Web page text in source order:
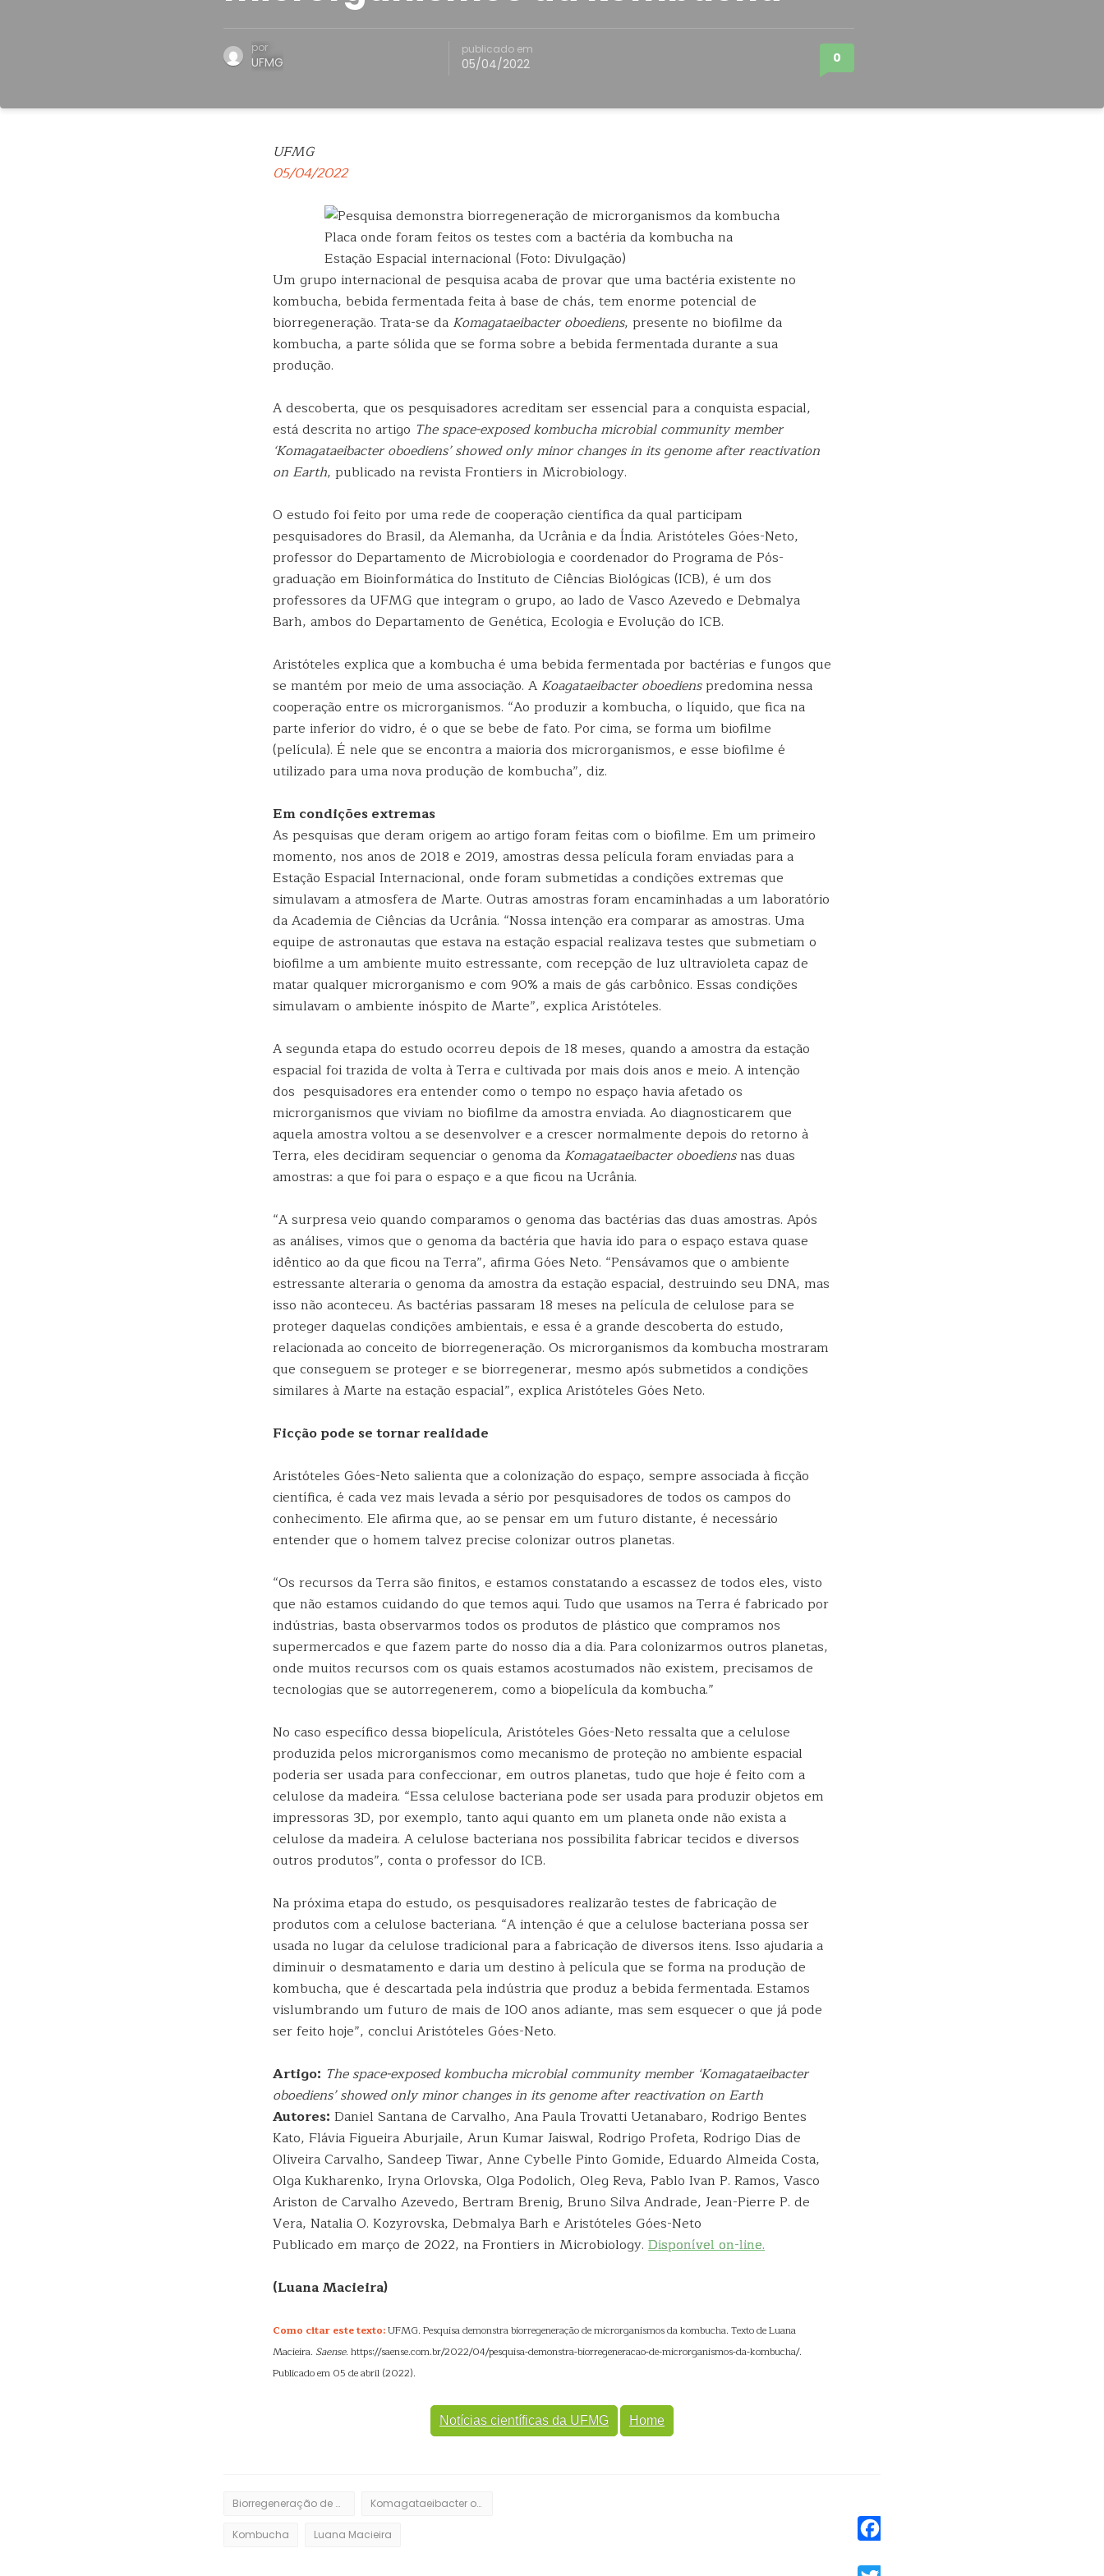
por
UFMG
publicado em
05/04/2022 0
UFMG
05/04/2022
Placa onde foram feitos os testes com a bactéria da kombucha na
Estação Espacial internacional (Foto: Divulgação)
Um grupo internacional de pesquisa acaba de provar que uma bactéria existente no
kombucha, bebida fermentada feita à base de chás, tem enorme potencial de
biorregeneração. Trata-se da Komagataeibacter oboediens, presente no biofilme da
kombucha, a parte sólida que se forma sobre a bebida fermentada durante a sua
produção.
A descoberta, que os pesquisadores acreditam ser essencial para a conquista espacial,
está descrita no artigo The space-exposed kombucha microbial community member
‘Komagataeibacter oboediens’ showed only minor changes in its genome after reactivation
on Earth, publicado na revista Frontiers in Microbiology.
O estudo foi feito por uma rede de cooperação científica da qual participam
pesquisadores do Brasil, da Alemanha, da Ucrânia e da Índia. Aristóteles Góes-Neto,
professor do Departamento de Microbiologia e coordenador do Programa de Pós-
graduação em Bioinformática do Instituto de Ciências Biológicas (ICB), é um dos
professores da UFMG que integram o grupo, ao lado de Vasco Azevedo e Debmalya
Barh, ambos do Departamento de Genética, Ecologia e Evolução do ICB.
Aristóteles explica que a kombucha é uma bebida fermentada por bactérias e fungos que
se mantém por meio de uma associação. A Koagataeibacter oboedienspredomina nessa
cooperação entre os microrganismos. “Ao produzir a kombucha, o líquido, que fica na
parte inferior do vidro, é o que se bebe de fato. Por cima, se forma um biofilme
(película). É nele que se encontra a maioria dos microrganismos, e esse biofilme é
utilizado para uma nova produção de kombucha”, diz.
Em condições extremas
As pesquisas que deram origem ao artigo foram feitas com o biofilme. Em um primeiro
momento, nos anos de 2018 e 2019, amostras dessa película foram enviadas para a
Estação Espacial Internacional, onde foram submetidas a condições extremas que
simulavam a atmosfera de Marte. Outras amostras foram encaminhadas a um laboratório
da Academia de Ciências da Ucrânia. “Nossa intenção era comparar as amostras. Uma
equipe de astronautas que estava na estação espacial realizava testes que submetiam o
biofilme a um ambiente muito estressante, com recepção de luz ultravioleta capaz de
matar qualquer microrganismo e com 90% a mais de gás carbônico. Essas condições
simulavam o ambiente inóspito de Marte”, explica Aristóteles.
A segunda etapa do estudo ocorreu depois de 18 meses, quando a amostra da estação
espacial foi trazida de volta à Terra e cultivada por mais dois anos e meio. A intenção
dos pesquisadores era entender como o tempo no espaço havia afetado os
microrganismos que viviam no biofilme da amostra enviada. Ao diagnosticarem que
aquela amostra voltou a se desenvolver e a crescer normalmente depois do retorno à
Terra, eles decidiram sequenciar o genoma da Komagataeibacter oboediensnas duas
amostras: a que foi para o espaço e a que ficou na Ucrânia.
“A surpresa veio quando comparamos o genoma das bactérias das duas amostras. Após
as análises, vimos que o genoma da bactéria que havia ido para o espaço estava quase
idêntico ao da que ficou na Terra”, afirma Góes Neto. “Pensávamos que o ambiente
estressante alteraria o genoma da amostra da estação espacial, destruindo seu DNA, mas
isso não aconteceu. As bactérias passaram 18 meses na película de celulose para se
proteger daquelas condições ambientais, e essa é a grande descoberta do estudo,
relacionada ao conceito de biorregeneração. Os microrganismos da kombucha mostraram
que conseguem se proteger e se biorregenerar, mesmo após submetidos a condições
similares à Marte na estação espacial”, explica Aristóteles Góes Neto.
Ficção pode se tornar realidade
Aristóteles Góes-Neto salienta que a colonização do espaço, sempre associada à ficção
científica, é cada vez mais levada a sério por pesquisadores de todos os campos do
conhecimento. Ele afirma que, ao se pensar em um futuro distante, é necessário
entender que o homem talvez precise colonizar outros planetas.
“Os recursos da Terra são finitos, e estamos constatando a escassez de todos eles, visto
que não estamos cuidando do que temos aqui. Tudo que usamos na Terra é fabricado por
indústrias, basta observarmos todos os produtos de plástico que compramos nos
supermercados e que fazem parte do nosso dia a dia. Para colonizarmos outros planetas,
onde muitos recursos com os quais estamos acostumados não existem, precisamos de
tecnologias que se autorregenerem, como a biopelícula da kombucha.”
No caso específico dessa biopelícula, Aristóteles Góes-Neto ressalta que a celulose
produzida pelos microrganismos como mecanismo de proteção no ambiente espacial
poderia ser usada para confeccionar, em outros planetas, tudo que hoje é feito com a
celulose da madeira. “Essa celulose bacteriana pode ser usada para produzir objetos em
impressoras 3D, por exemplo, tanto aqui quanto em um planeta onde não exista a
celulose da madeira. A celulose bacteriana nos possibilita fabricar tecidos e diversos
outros produtos”, conta o professor do ICB.
Na próxima etapa do estudo, os pesquisadores realizarão testes de fabricação de
produtos com a celulose bacteriana. “A intenção é que a celulose bacteriana possa ser
usada no lugar da celulose tradicional para a fabricação de diversos itens. Isso ajudaria a
diminuir o desmatamento e daria um destino à película que se forma na produção de
kombucha, que é descartada pela indústria que produz a bebida fermentada. Estamos
vislumbrando um futuro de mais de 100 anos adiante, mas sem esquecer o que já pode
ser feito hoje”, conclui Aristóteles Góes-Neto.
Artigo: The space-exposed kombucha microbial community member ‘Komagataeibacter
oboediens’ showed only minor changes in its genome after reactivation on Earth
Autores: Daniel Santana de Carvalho, Ana Paula Trovatti Uetanabaro, Rodrigo Bentes
Kato, Flávia Figueira Aburjaile, Arun Kumar Jaiswal, Rodrigo Profeta, Rodrigo Dias de
Oliveira Carvalho, Sandeep Tiwar, Anne Cybelle Pinto Gomide, Eduardo Almeida Costa,
Olga Kukharenko, Iryna Orlovska, Olga Podolich, Oleg Reva, Pablo Ivan P. Ramos, Vasco
Ariston de Carvalho Azevedo, Bertram Brenig, Bruno Silva Andrade, Jean-Pierre P. de
Vera, Natalia O. Kozyrovska, Debmalya Barh e Aristóteles Góes-Neto
Publicado em março de 2022, na Frontiers in Microbiology. Disponível on-line.
(Luana Macieira)
Como citar este texto:UFMG. Pesquisa demonstra biorregeneração de microrganismos da kombucha. Texto de Luana
Macieira. Saense. https://saense.com.br/2022/04/pesquisa-demonstra-biorregeneracao-de-microrganismos-da-kombucha/.
Publicado em 05 de abril (2022).
Notícias científicas da UFMG Home
Biorregeneração de microrganismos Komagataeibacter oboediens
Kombucha Luana Macieira